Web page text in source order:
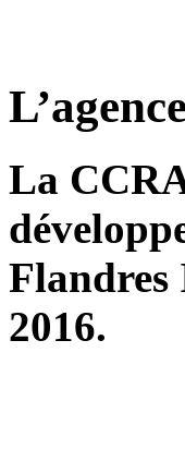
La
Flandres
2016.